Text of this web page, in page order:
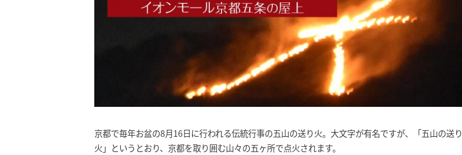
京都で毎年お盆の8月16日に行われる伝統行事の五山の送り火。大文字が有名ですが、「五山の送り
火」というとおり、京都を取り囲む山々の五ヶ所で点火されます。